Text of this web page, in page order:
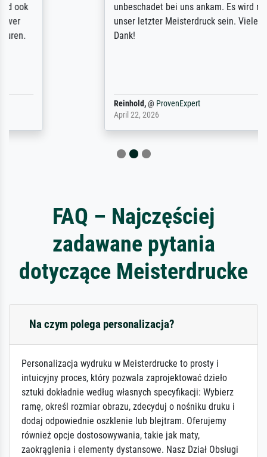
unbeschadet bei uns ankam. Es wird nicht
unser letzter Meisterdruck sein. Vielen
ProvenExpert
FAQ – Najczęściej
zadawane pytania
dotyczące Meisterdrucke
Na czym polega personalizacja?
Personalizacja wydruku w Meisterdrucke to prosty i
intuicyjny proces, który pozwala zaprojektować dzieło
sztuki dokładnie według własnych specyfikacji: Wybierz
ramę, określ rozmiar obrazu, zdecyduj o nośniku druku i
dodaj odpowiednie oszklenie lub blejtram. Oferujemy
również opcje dostosowywania, takie jak maty,
zaokrąglenia i elementy dystansowe. Nasz Dział Obsługi